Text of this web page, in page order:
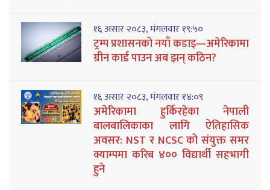
१६ असार २०८३, मंगलवार १९:५०
ट्रम्प प्रशासनको नयाँ कडाइ—अमेरिकामा
ग्रीन कार्ड पाउन अब झन् कठिन?
१६ असार २०८३, मंगलवार १४:०९
अमेरिकामा हुर्किरहेका नेपाली
बालबालिकाका लागि ऐतिहासिक
अवसर: NST र NCSC को संयुक्त समर
क्याम्पमा करिब ४०० विद्यार्थी सहभागी
हुने